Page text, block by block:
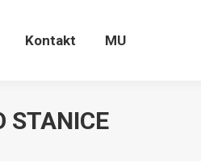
Kontakt MU
STANICE
Kontakt MU